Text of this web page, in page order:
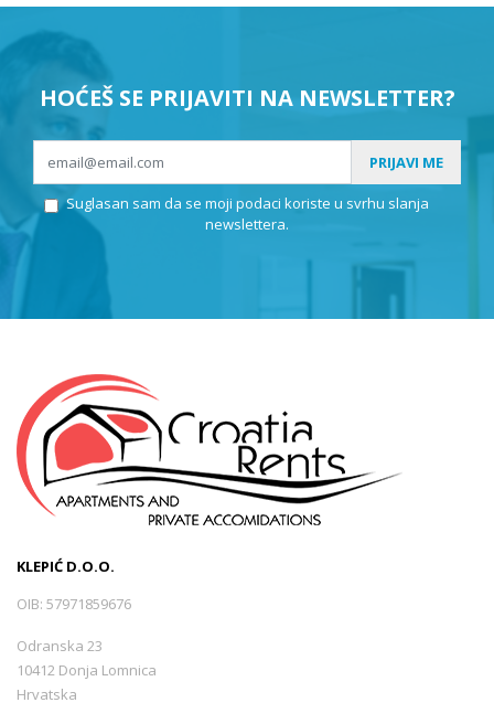
HOĆEŠ SE PRIJAVITI NA NEWSLETTER?
PRIJAVI ME
Suglasan sam da se moji podaci koriste u svrhu slanja
newslettera.
KLEPIĆ D.O.O.
OIB: 57971859676
Odranska 23
10412 Donja Lomnica
Hrvatska